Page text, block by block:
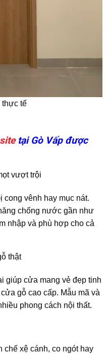
thực tế
tại Gò Vấp được
vượt trội
vênh hay mục nát.
chống nước gần như
nhập và phù hợp cho cả
thật
giúp cửa mang vẻ đẹp tinh
gỗ cao cấp. Mẫu mã và
phong cách nội thất.
chế xệ cánh, co ngót hay